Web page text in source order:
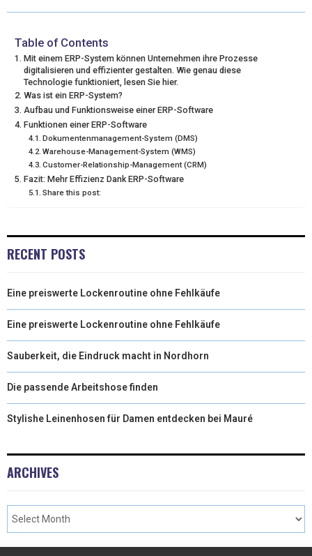
W
T
T
E
R
)
E
O
O
K
T
R
E
S
T
K
D
I
Table of Contents
Mit einem ERP-System können Unternehmen ihre Prozesse
digitalisieren und effizienter gestalten. Wie genau diese
Technologie funktioniert, lesen Sie hier.
Was ist ein ERP-System?
Aufbau und Funktionsweise einer ERP-Software
Funktionen einer ERP-Software
Dokumentenmanagement-System (DMS)
Warehouse-Management-System (WMS)
Customer-Relationship-Management (CRM)
Fazit: Mehr Effizienz Dank ERP-Software
Share this post:
RECENT POSTS
Eine preiswerte Lockenroutine ohne Fehlkäufe
Eine preiswerte Lockenroutine ohne Fehlkäufe
Sauberkeit, die Eindruck macht in Nordhorn
Die passende Arbeitshose finden
Stylishe Leinenhosen für Damen entdecken bei Mauré
ARCHIVES